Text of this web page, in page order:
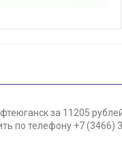
за 11205
по телефону +7 (3466)